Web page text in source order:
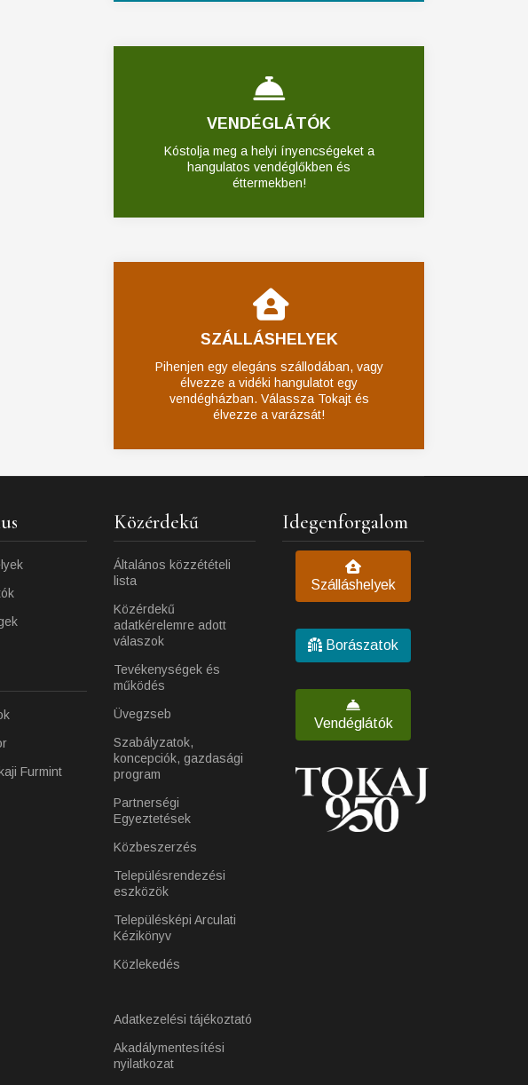
VENDÉGLÁTÓK
Kóstolja meg a helyi ínyencségeket a
hangulatos vendéglőkben és
éttermekben!
SZÁLLÁSHELYEK
Pihenjen egy elegáns szállodában, vagy
élvezze a vidéki hangulatot egy
vendégházban. Válassza Tokajt és
élvezze a varázsát!
Furmint
Közérdekű
Általános közzétételi
lista
Közérdekű
adatkérelemre adott
válaszok
Tevékenységek és
működés
Üvegzseb
Szabályzatok,
koncepciók, gazdasági
program
Partnerségi
Egyeztetések
Közbeszerzés
Településrendezési
eszközök
Településképi Arculati
Kézikönyv
Közlekedés
Adatkezelési tájékoztató
Akadálymentesítési
nyilatkozat
Idegenforgalom
Szálláshelyek
Borászatok
Vendéglátók